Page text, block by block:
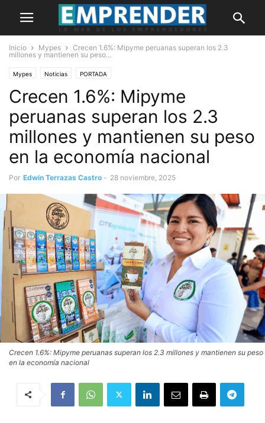
Inicio Mypes
Crecen 1.6%: Mipyme peruanas superan los 2.3
millones y mantienen su peso...
Mypes Noticias PORTADA
Crecen 1.6%: Mipyme
peruanas superan los 2.3
millones y mantienen su peso
en la economía nacional
Por Edwin Terrazas Castro - 28 noviembre, 2025
Crecen 1.6%: Mipyme peruanas superan los 2.3 millones y mantienen su peso
en la economía nacional